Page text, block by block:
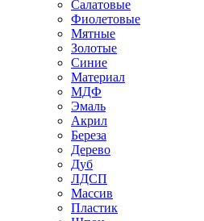
Салатовые
Фиолетовые
Мятные
Золотые
Синие
Материал
МДФ
Эмаль
Акрил
Береза
Дерево
Дуб
ЛДСП
Массив
Пластик